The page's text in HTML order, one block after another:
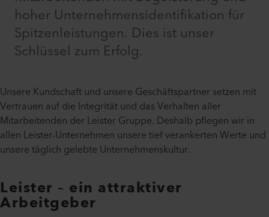
hoher Unternehmensidentifikation für
Spitzenleistungen. Dies ist unser
Schlüssel zum Erfolg.
Unsere Kundschaft und unsere Geschäftspartner setzen mit
Vertrauen auf die Integrität und das Verhalten aller
Mitarbeitenden der Leister Gruppe. Deshalb pflegen wir in
allen Leister-Unternehmen unsere tief verankerten Werte und
unsere täglich gelebte Unternehmenskultur.
Leister – ein attraktiver
Arbeitgeber